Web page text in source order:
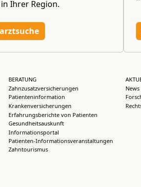
Ihrer Region.
BERATUNG
Zahnzusatzversicherungen
Patienteninformation
Krankenversicherungen
Erfahrungsberichte von Patienten
Gesundheitsauskunft
Informationsportal
Patienten-Informationsveranstaltungen
Zahntourismus
News